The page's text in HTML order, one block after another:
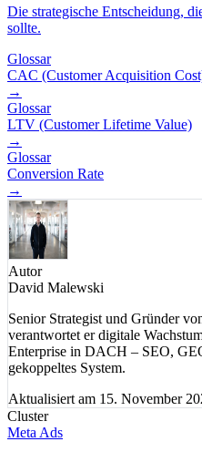
Die strategische Entscheidung,
sollte.
Glossar
CAC (Customer Acquisition
→
Glossar
LTV (Customer Lifetime Value)
→
Glossar
Conversion Rate
→
Autor
David Malewski
Senior Strategist und Gründer
verantwortet er digitale
Enterprise in DACH – SEO,
gekoppeltes System.
Aktualisiert am 15. November
Cluster
Meta Ads